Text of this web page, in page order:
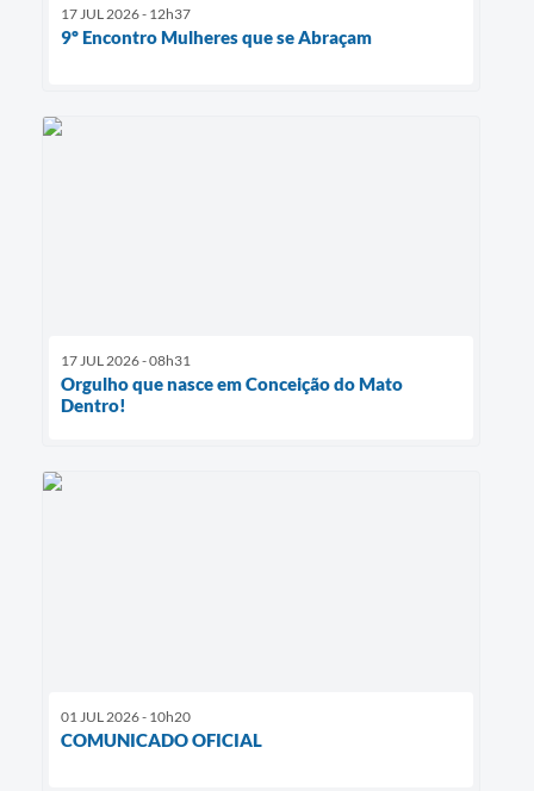
17 JUL 2026 - 12h37
9º Encontro Mulheres que se Abraçam
17 JUL 2026 - 08h31
Orgulho que nasce em Conceição do Mato
Dentro!
01 JUL 2026 - 10h20
COMUNICADO OFICIAL